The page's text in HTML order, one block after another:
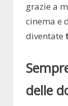
grazie a
cinema e
diventate
delle